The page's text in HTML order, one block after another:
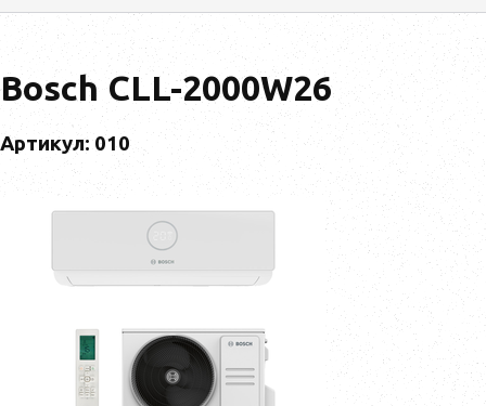
Bosch CLL-2000W26
Артикул: 010